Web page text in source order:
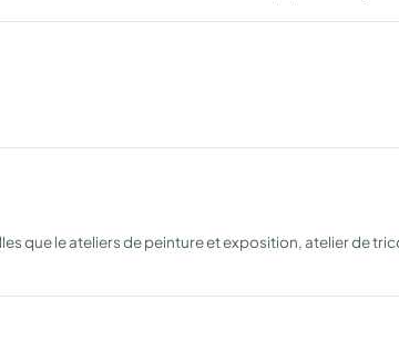
que le ateliers de peinture et exposition, atelier de